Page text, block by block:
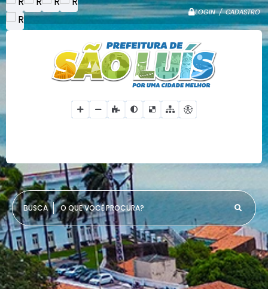
LOGIN / CADASTRO
O QUE VOCÊ PROCURA?